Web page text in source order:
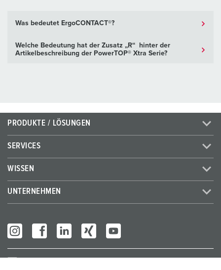
Was bedeutet ErgoCONTACT®?
Welche Bedeutung hat der Zusatz „R“ hinter der
Artikelbeschreibung der PowerTOP® Xtra Serie?
PRODUKTE / LÖSUNGEN
SERVICES
WISSEN
UNTERNEHMEN